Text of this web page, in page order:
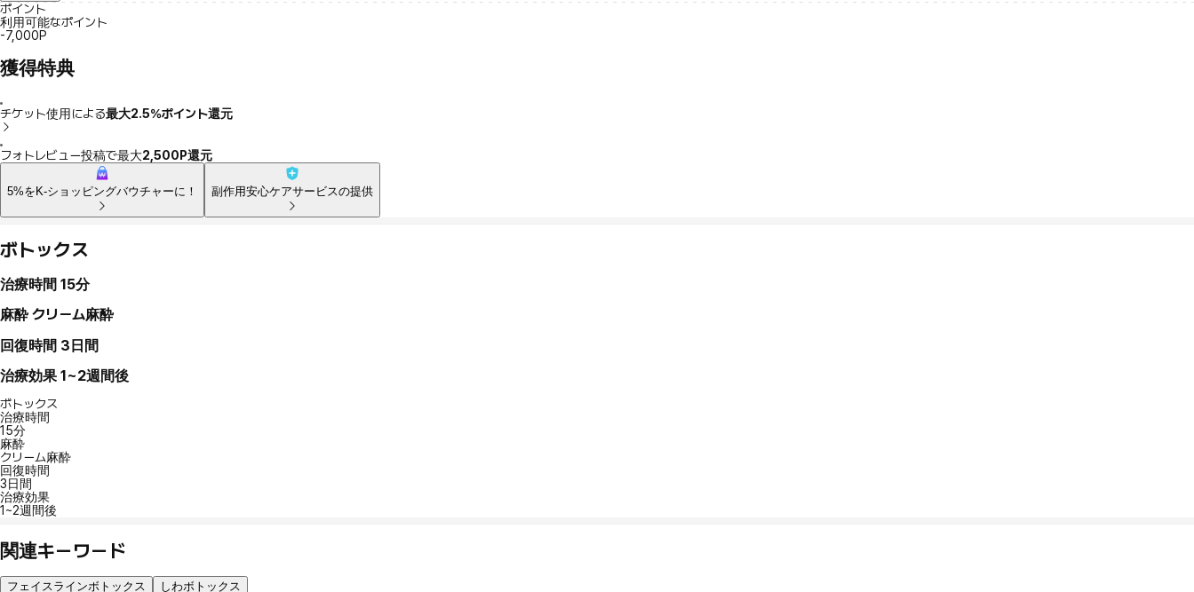
ポイント
利用可能なポイント
-7,000P
獲得特典
チケット使用による最大2.5％ポイント還元
フォトレビュー投稿で最大2,500P還元
5%をK-ショッピングバウチャーに！ 副作用安心ケアサービスの提供
ボトックス
治療時間 15分
麻酔 クリーム麻酔
回復時間 3日間
治療効果 1~2週間後
ボトックス
治療時間
15分
麻酔
クリーム麻酔
回復時間
3日間
治療効果
1~2週間後
関連キーワード
フェイスラインボトックス しわボトックス